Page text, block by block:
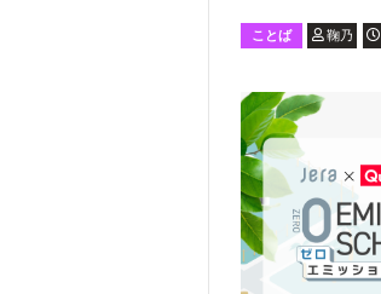
ことば 鞠乃